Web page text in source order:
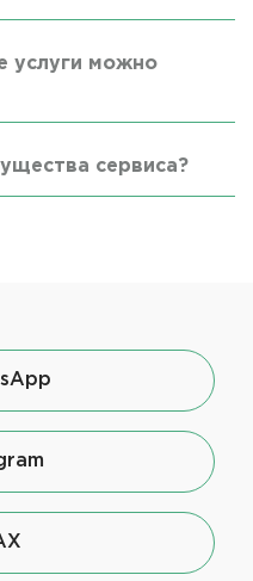
услуги можно
сервиса?